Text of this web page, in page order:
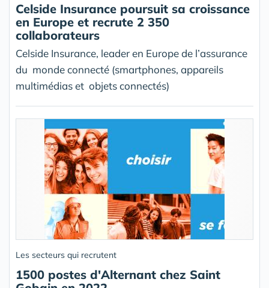
Celside Insurance poursuit sa croissance
en Europe et recrute 2 350
collaborateurs
Celside Insurance, leader en Europe de l’assurance
du monde connecté (smartphones, appareils
multimédias et objets connectés)
Les secteurs qui recrutent
1500 postes d'Alternant chez Saint